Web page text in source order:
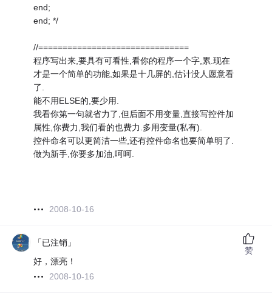
end;
end; */
//===============================
程序写出来,要具有可看性,看你的程序一个字,累.现在
才是一个简单的功能,如果是十几屏的,估计没人愿意看
了.
能不用ELSE的,要少用.
我看你第一句就省力了,但后面不用变量,直接写控件加
属性,你费力,我们看的也费力.多用变量(私有).
控件命名可以更简洁一些,还有控件命名也要简单明了.
做为新手,你要多加油,呵呵.
2008-10-16
「已注销」
好，漂亮！
2008-10-16
赞